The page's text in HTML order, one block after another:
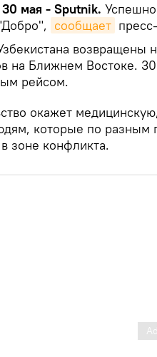
мая - Sputnik.
сообщает
на Ближнем Востоке.
рейсом.
окажет
которые по разным
зоне конфликта.